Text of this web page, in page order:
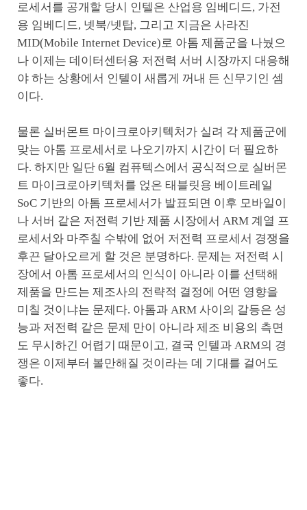
로세서를 공개할 당시 인텔은 산업용 임베디드, 가전
용 임베디드, 넷북/넷탑, 그리고 지금은 사라진
MID(Mobile Internet Device)로 아톰 제품군을 나눴으
나 이제는 데이터센터용 저전력 서버 시장까지 대응해
야 하는 상황에서 인텔이 새롭게 꺼내 든 신무기인 셈
이다.
물론 실버몬트 마이크로아키텍처가 실려 각 제품군에
맞는 아톰 프로세서로 나오기까지 시간이 더 필요하
다. 하지만 일단 6월 컴퓨텍스에서 공식적으로 실버몬
트 마이크로아키텍처를 얹은 태블릿용 베이트레일
SoC 기반의 아톰 프로세서가 발표되면 이후 모바일이
나 서버 같은 저전력 기반 제품 시장에서 ARM 계열 프
로세서와 마주칠 수밖에 없어 저전력 프로세서 경쟁을
후끈 달아오르게 할 것은 분명하다. 문제는 저전력 시
장에서 아톰 프로세서의 인식이 아니라 이를 선택해
제품을 만드는 제조사의 전략적 결정에 어떤 영향을
미칠 것이냐는 문제다. 아톰과 ARM 사이의 갈등은 성
능과 저전력 같은 문제 만이 아니라 제조 비용의 측면
도 무시하긴 어렵기 때문이고, 결국 인텔과 ARM의 경
쟁은 이제부터 볼만해질 것이라는 데 기대를 걸어도
좋다.